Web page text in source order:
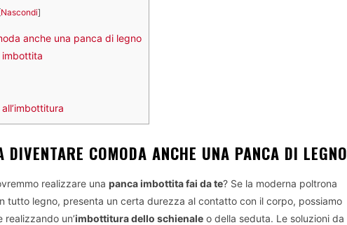
Nascondi]
anche una panca di legno
imbottita
COMODA ANCHE UNA PANCA DI LEGNO
realizzare una panca imbottita fai da te? Se la moderna poltrona
tutto legno, presenta un certa durezza al contatto con il corpo, possiamo
realizzando un’imbottitura dello schienale o della seduta. Le soluzioni da